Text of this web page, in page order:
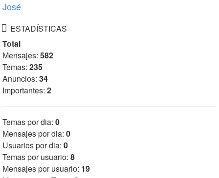
José
ESTADÍSTICAS
Total
Mensajes: 582
Temas: 235
Anuncios: 34
Importantes: 2
Temas por dia: 0
Mensajes por dia: 0
Usuarios por dia: 0
Temas por usuario: 8
Mensajes por usuario: 19